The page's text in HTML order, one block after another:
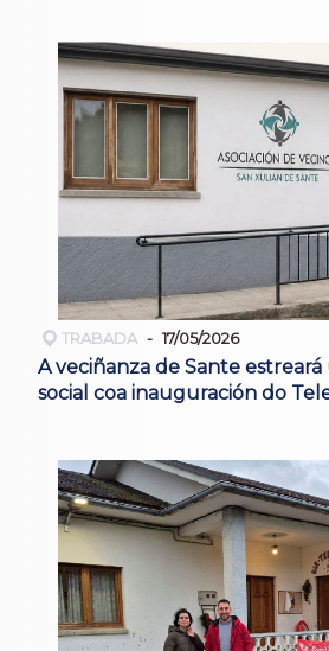
TRABADA 17/05/2026
A veciñanza de Sante
social coa inauguración do